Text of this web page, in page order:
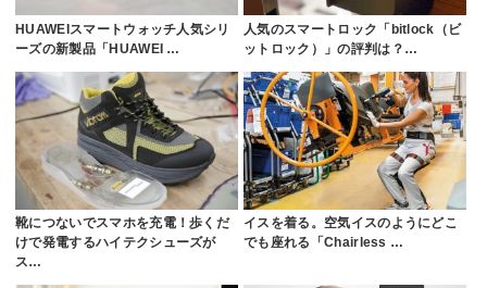
HUAWEIスマートウォッチ人気シリ
ーズの新製品「HUAWEI …
人気のスマートロック「bitlock（ビ
ットロック）」の評判は？…
靴につないでスマホを充電！歩くだ
けで発電するハイテクシューズが
ス…
イスを着る。空気イスのようにどこ
でも座れる「Chairless …